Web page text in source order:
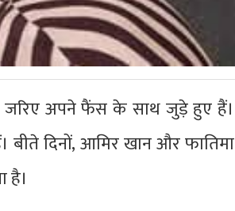
जरिए अपने फैंस के साथ जुड़े हुए हैं।
दिनों, आमिर खान और फातिमा
है।